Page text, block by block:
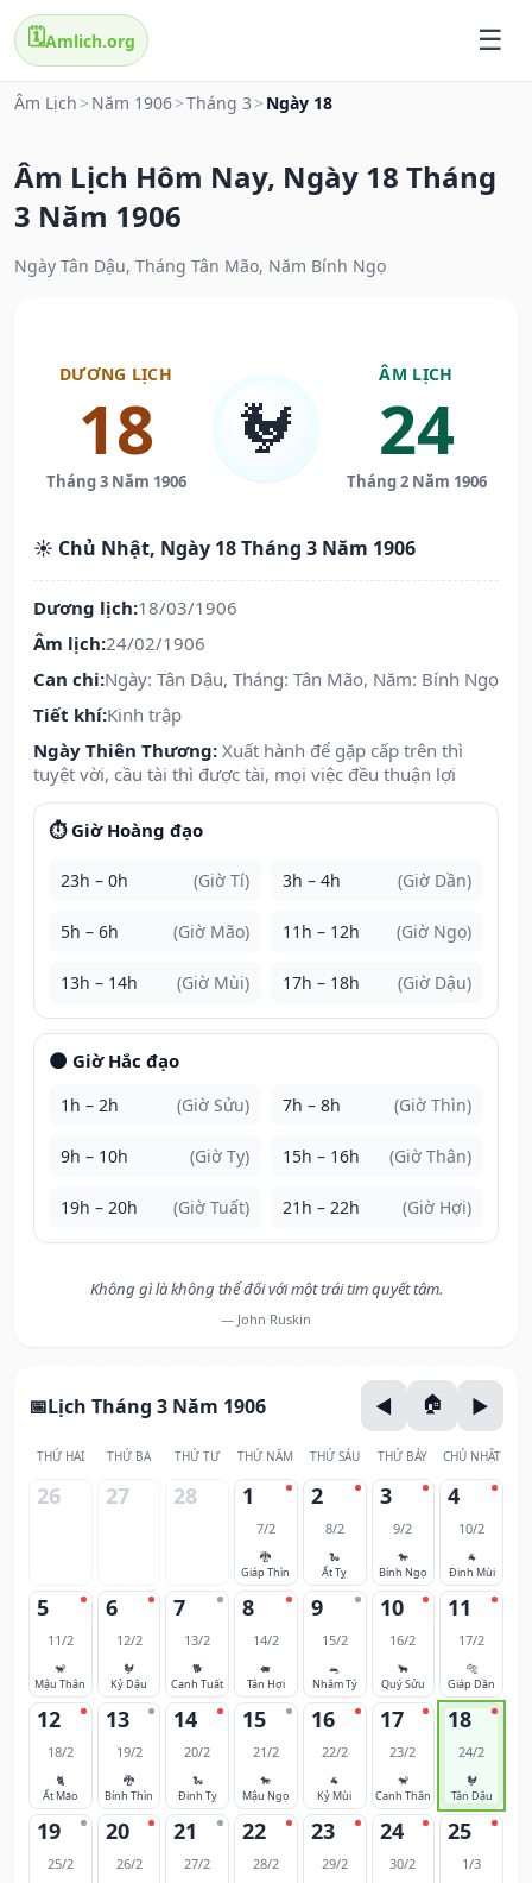
🗓️Amlich.org
Âm Lịch > Năm 1906>Tháng 3 > Ngày 18
Âm Lịch Hôm Nay, Ngày 18 Tháng
3 Năm 1906
Ngày Tân Dậu, Tháng Tân Mão, Năm Bính Ngọ
DƯƠNG LỊCH
18
Tháng 3 Năm 1906
🐓
ÂM LỊCH
24
Tháng 2 Năm 1906
☀️ Chủ Nhật, Ngày 18 Tháng 3 Năm 1906
Dương lịch:18/03/1906
Âm lịch:24/02/1906
Can chi:Ngày: Tân Dậu, Tháng: Tân Mão, Năm: Bính Ngọ
Tiết khí:Kinh trập
Ngày Thiên Thương: Xuất hành để gặp cấp trên thì
tuyệt vời, cầu tài thì được tài, mọi việc đều thuận lợi
⏱️ Giờ Hoàng đạo
23h – 0h (Giờ Tí) 3h – 4h (Giờ Dần)
5h – 6h (Giờ Mão) 11h – 12h (Giờ Ngọ)
13h – 14h (Giờ Mùi) 17h – 18h (Giờ Dậu)
🌑 Giờ Hắc đạo
1h – 2h (Giờ Sửu) 7h – 8h (Giờ Thìn)
9h – 10h (Giờ Tỵ) 15h – 16h (Giờ Thân)
19h – 20h (Giờ Tuất) 21h – 22h (Giờ Hợi)
Không gì là không thể đối với một trái tim quyết tâm.
— John Ruskin
Lịch Tháng 3 Năm 1906
THỨ HAI THỨ BA THỨ TƯ THỨ NĂM THỨ SÁU THỨ BẢY CHỦ NHẬT
26 27 28 1
7/2
🐉
Giáp Thìn
2
8/2
🐍
Ất Tỵ
3
9/2
🐎
Bính Ngọ
4
10/2
🐐
Đinh Mùi
5
11/2
🐒
Mậu Thân
6
12/2
🐓
Kỷ Dậu
7
13/2
🐕
Canh Tuất
8
14/2
🐖
Tân Hợi
9
15/2
🐀
Nhâm Tý
10
16/2
🐂
Quý Sửu
11
17/2
🐅
Giáp Dần
12
18/2
🐈
Ất Mão
13
19/2
🐉
Bính Thìn
14
20/2
🐍
Đinh Tỵ
15
21/2
🐎
Mậu Ngọ
16
22/2
🐐
Kỷ Mùi
17
23/2
🐒
Canh Thân
18
24/2
🐓
Tân Dậu
19
25/2
20
26/2
21
27/2
22
28/2
23
29/2
24
30/2
25
1/3